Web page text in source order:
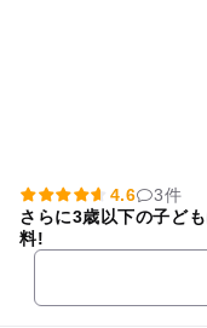
4.6
3件
さらに3歳以下の子ど
料!